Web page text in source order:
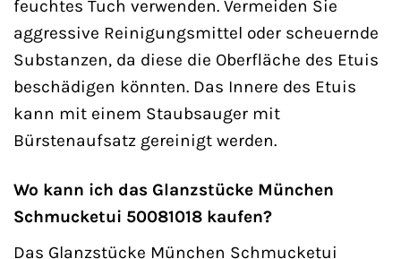
feuchtes Tuch verwenden. Vermeiden Sie
aggressive Reinigungsmittel oder scheuernde
Substanzen, da diese die Oberfläche des Etuis
beschädigen könnten. Das Innere des Etuis
kann mit einem Staubsauger mit
Bürstenaufsatz gereinigt werden.
Wo kann ich das Glanzstücke München
Schmucketui 50081018 kaufen?
Das Glanzstücke München Schmucketui